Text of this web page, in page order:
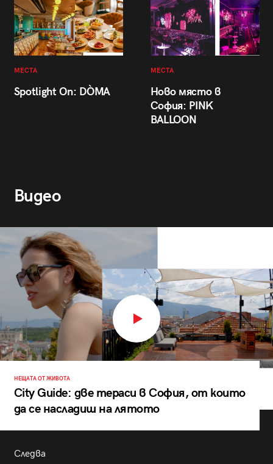
МЕСТА
Spotlight On: DÒMA
МЕСТА
Ново място в
София: PINK
BALLOON
Видео
НЕЩАТА ОТ ЖИВОТА
City Guide: две тераси в София, от които
да се насладиш на лятото
Следва